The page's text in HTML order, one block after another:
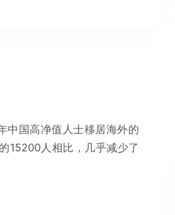
中国高净值人士移居海外的
15200人相比，几乎减少了